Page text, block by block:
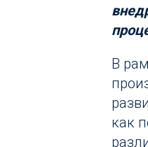
В
как